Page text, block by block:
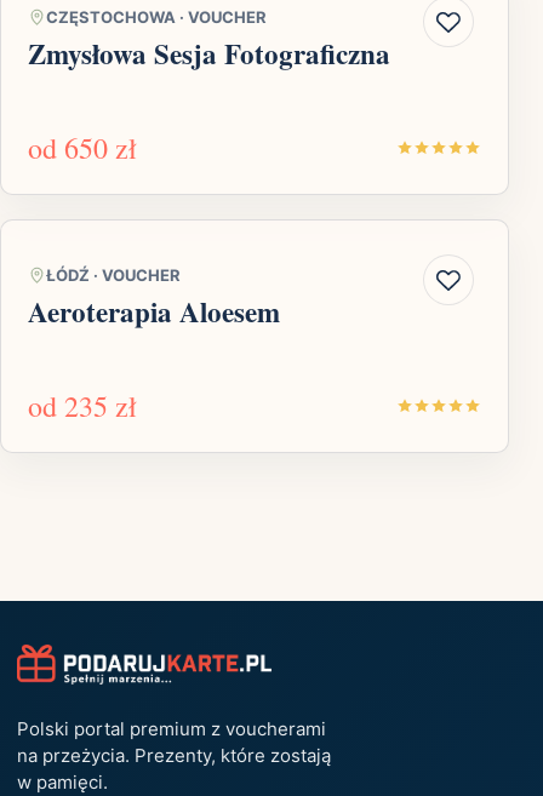
CZĘSTOCHOWA · VOUCHER
Zmysłowa Sesja Fotograficzna
od650 zł
ŁÓDŹ · VOUCHER
Aeroterapia Aloesem
od 235 zł
Polski portal premium z voucherami
na przeżycia. Prezenty, które zostają
w pamięci.